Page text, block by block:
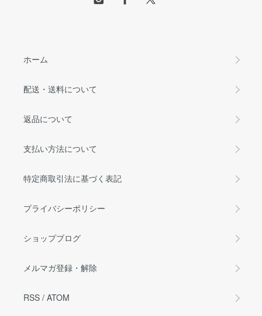
ホーム
配送・送料について
返品について
支払い方法について
特定商取引法に基づく表記
プライバシーポリシー
ショップブログ
メルマガ登録・解除
RSS / ATOM